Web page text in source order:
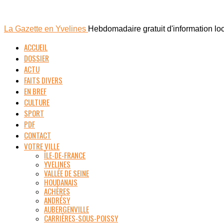
La Gazette en Yvelines Hebdomadaire gratuit d'information
ACCUEIL
DOSSIER
ACTU
FAITS DIVERS
EN BREF
CULTURE
SPORT
PDF
CONTACT
VOTRE VILLE
ÎLE-DE-FRANCE
YVELINES
VALLÉE DE SEINE
HOUDANAIS
ACHÈRES
ANDRÉSY
AUBERGENVILLE
CARRIÈRES-SOUS-POISSY